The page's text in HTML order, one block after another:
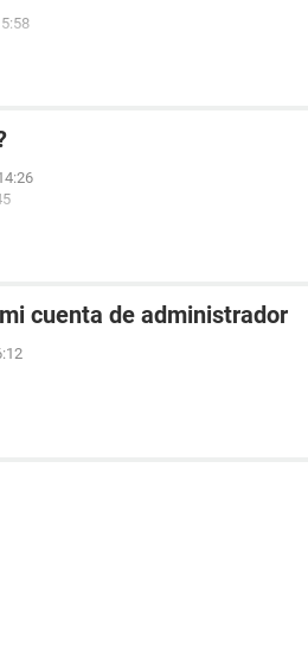
cuenta de administrador